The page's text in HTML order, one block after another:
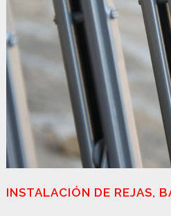
INSTALACIÓN DE REJAS,